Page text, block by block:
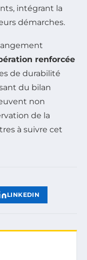
intégrant la
démarches.
renforcée
de durabilité
du bilan
non
de la
à suivre cet
LINKEDIN